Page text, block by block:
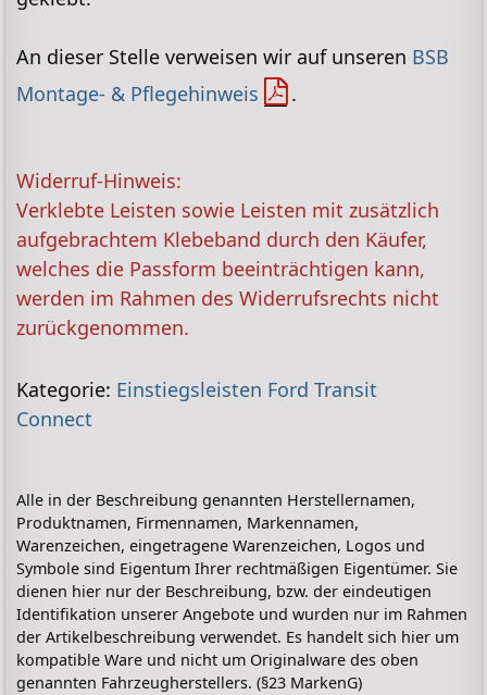
An dieser Stelle verweisen wir auf unseren BSB
Montage- & Pflegehinweis
.
Widerruf-Hinweis:
Verklebte Leisten sowie Leisten mit zusätzlich
aufgebrachtem Klebeband durch den Käufer,
welches die Passform beeinträchtigen kann,
werden im Rahmen des Widerrufsrechts nicht
zurückgenommen.
Kategorie: Einstiegsleisten Ford Transit
Connect
Alle in der Beschreibung genannten Herstellernamen,
Produktnamen, Firmennamen, Markennamen,
Warenzeichen, eingetragene Warenzeichen, Logos und
Symbole sind Eigentum Ihrer rechtmäßigen Eigentümer. Sie
dienen hier nur der Beschreibung, bzw. der eindeutigen
Identifikation unserer Angebote und wurden nur im Rahmen
der Artikelbeschreibung verwendet. Es handelt sich hier um
kompatible Ware und nicht um Originalware des oben
genannten Fahrzeugherstellers. (§23 MarkenG)